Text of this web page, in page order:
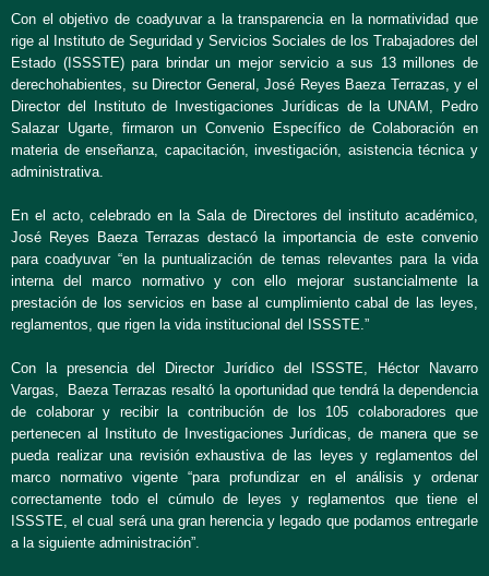
Con el objetivo de coadyuvar a la transparencia en la normatividad que
rige al Instituto de Seguridad y Servicios Sociales de los Trabajadores del
Estado (ISSSTE) para brindar un mejor servicio a sus 13 millones de
derechohabientes, su Director General, José Reyes Baeza Terrazas, y el
Director del Instituto de Investigaciones Jurídicas de la UNAM, Pedro
Salazar Ugarte, firmaron un Convenio Específico de Colaboración en
materia de enseñanza, capacitación, investigación, asistencia técnica y
administrativa.
En el acto, celebrado en la Sala de Directores del instituto académico,
José Reyes Baeza Terrazas destacó la importancia de este convenio
para coadyuvar “en la puntualización de temas relevantes para la vida
interna del marco normativo y con ello mejorar sustancialmente la
prestación de los servicios en base al cumplimiento cabal de las leyes,
reglamentos, que rigen la vida institucional del ISSSTE.”
Con la presencia del Director Jurídico del ISSSTE, Héctor Navarro
Vargas, Baeza Terrazas resaltó la oportunidad que tendrá la dependencia
de colaborar y recibir la contribución de los 105 colaboradores que
pertenecen al Instituto de Investigaciones Jurídicas, de manera que se
pueda realizar una revisión exhaustiva de las leyes y reglamentos del
marco normativo vigente “para profundizar en el análisis y ordenar
correctamente todo el cúmulo de leyes y reglamentos que tiene el
ISSSTE, el cual será una gran herencia y legado que podamos entregarle
a la siguiente administración”.